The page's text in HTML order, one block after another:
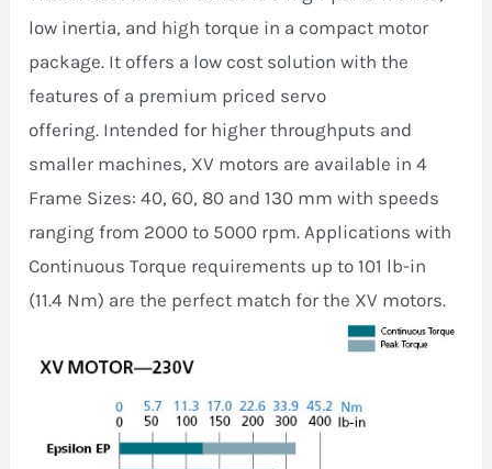
low inertia, and high torque in a compact motor
package. It offers a low cost solution with the
features of a premium priced servo
offering. Intended for higher throughputs and
smaller machines, XV motors are available in 4
Frame Sizes: 40, 60, 80 and 130 mm with speeds
ranging from 2000 to 5000 rpm. Applications with
Continuous Torque requirements up to 101 lb-in
(11.4 Nm) are the perfect match for the XV motors.